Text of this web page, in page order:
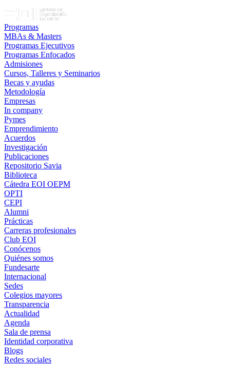
Programas
MBAs & Masters
Programas Ejecutivos
Programas Enfocados
Admisiones
Cursos, Talleres y Seminarios
Becas y ayudas
Metodología
Empresas
In company
Pymes
Emprendimiento
Acuerdos
Investigación
Publicaciones
Repositorio Savia
Biblioteca
Cátedra EOI OEPM
OPTI
CEPI
Alumni
Prácticas
Carreras profesionales
Club EOI
Conócenos
Quiénes somos
Fundesarte
Internacional
Sedes
Colegios mayores
Transparencia
Actualidad
Agenda
Sala de prensa
Identidad corporativa
Blogs
Redes sociales